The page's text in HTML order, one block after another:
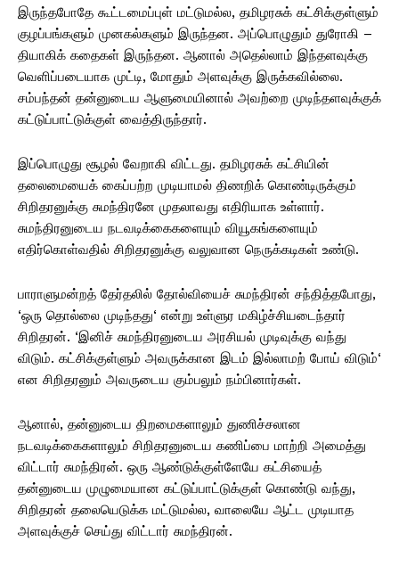
இருந்தபோதே கூட்டமைப்புள் மட்டுமல்ல, தமிழரசுக் கட்சிக்குள்ளும்
குழப்பங்களும் முனகல்களும் இருந்தன. அப்பொழுதும் துரோகி –
தியாகிக் கதைகள் இருந்தன. ஆனால் அதெல்லாம் இந்தளவுக்கு
வெளிப்படையாக முட்டி, மோதும் அளவுக்கு இருக்கவில்லை.
சம்பந்தன் தன்னுடைய ஆளுமையினால் அவற்றை முடிந்தளவுக்குக்
கட்டுப்பாட்டுக்குள் வைத்திருந்தார்.
இப்பொழுது சூழல் வேறாகி விட்டது. தமிழரசுக் கட்சியின்
தலைமையைக் கைப்பற்ற முடியாமல் திணறிக் கொண்டிருக்கும்
சிறிதரனுக்கு சுமந்திரனே முதலாவது எதிரியாக உள்ளார்.
சுமந்திரனுடைய நடவடிக்கைகளையும் வியூகங்களையும்
எதிர்கொள்வதில் சிறிதரனுக்கு வலுவான நெருக்கடிகள் உண்டு.
பாராளுமன்றத் தேர்தலில் தோல்வியைச் சுமந்திரன் சந்தித்தபோது,
‘ஒரு தொல்லை முடிந்தது‘ என்று உள்ளுர மகிழ்ச்சியடைந்தார்
சிறிதரன். ‘இனிச் சுமந்திரனுடைய அரசியல் முடிவுக்கு வந்து
விடும். கட்சிக்குள்ளும் அவருக்கான இடம் இல்லாமற் போய் விடும்‘
என சிறிதரனும் அவருடைய கும்பலும் நம்பினார்கள்.
ஆனால், தன்னுடைய திறமைகளாலும் துணிச்சலான
நடவடிக்கைகளாலும் சிறிதரனுடைய கணிப்பை மாற்றி அமைத்து
விட்டார் சுமந்திரன். ஒரு ஆண்டுக்குள்ளேயே கட்சியைத்
தன்னுடைய முழுமையான கட்டுப்பாட்டுக்குள் கொண்டு வந்து,
சிறிதரன் தலையெடுக்க மட்டுமல்ல, வாலையே ஆட்ட முடியாத
அளவுக்குச் செய்து விட்டார் சுமந்திரன்.